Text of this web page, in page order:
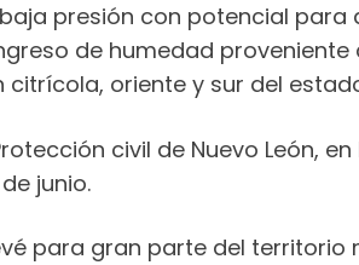
presión con potencial
de humedad
citrícola, oriente y sur del
civil de Nuevo León,
junio.
para gran parte del territorio